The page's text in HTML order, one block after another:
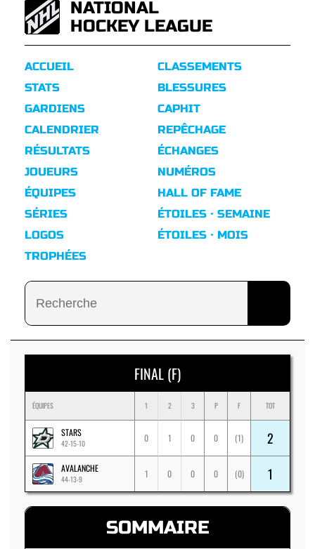
NATIONAL
HOCKEY LEAGUE
ACCUEIL
STATS
GARDIENS
CALENDRIER
RÉSULTATS
CLASSEMENTS
BLESSURES
CAPHIT
REPÊCHAGE
ÉCHANGES
JOUEURS
ÉQUIPES
SÉRIES
LOGOS
TROPHÉES
NUMÉROS
HALL OF FAME
ÉTOILES · SEMAINE
ÉTOILES · MOIS
FINAL (F)
ÉQUIPES 1 2 3 P F TOT
STARS
42-15-10 0 1 0 0 (1) 2
AVALANCHE
44-13-9 1 0 0 0 (0) 1
SOMMAIRE